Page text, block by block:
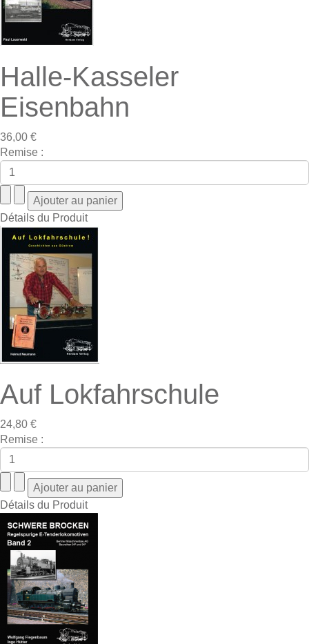
Halle-Kasseler
Eisenbahn
36,00 €
Remise :
Détails du Produit
Auf Lokfahrschule
24,80 €
Remise :
Détails du Produit